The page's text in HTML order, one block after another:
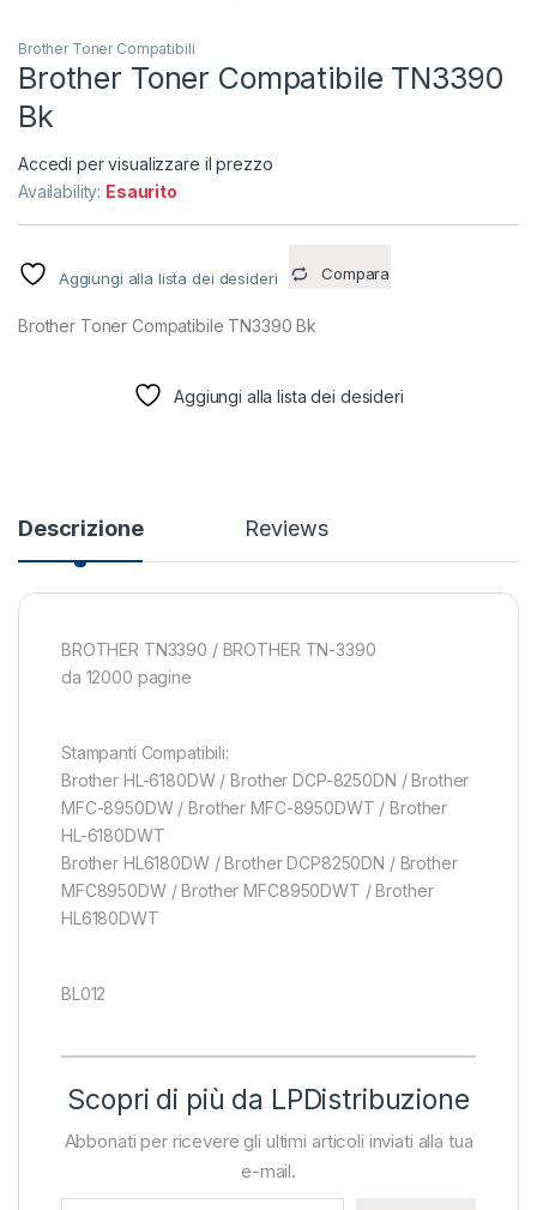
Brother Toner Compatibili
Brother Toner Compatibile TN3390
Bk
Accedi per visualizzare il prezzo
Availability: Esaurito
Aggiungi alla lista dei desideri Compara
Brother Toner Compatibile TN3390 Bk
Aggiungi alla lista dei desideri
Descrizione Reviews
BROTHER TN3390 / BROTHER TN-3390
da 12000 pagine
Stampanti Compatibili:
Brother HL-6180DW / Brother DCP-8250DN / Brother
MFC-8950DW / Brother MFC-8950DWT / Brother
HL-6180DWT
Brother HL6180DW / Brother DCP8250DN / Brother
MFC8950DW / Brother MFC8950DWT / Brother
HL6180DWT
BL012
Scopri di più da LPDistribuzione
Abbonati per ricevere gli ultimi articoli inviati alla tua
e-mail.